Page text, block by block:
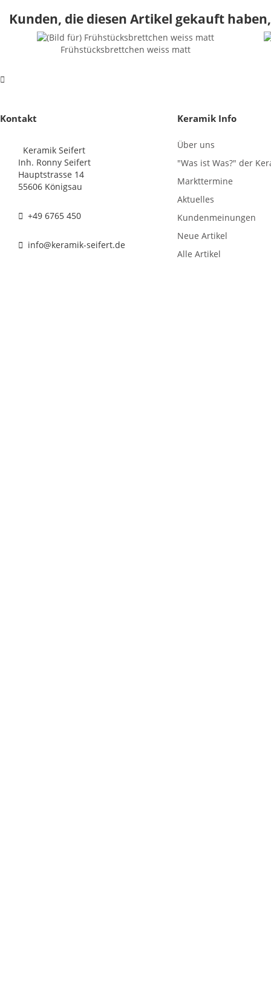
Kunden, die diesen Artikel gekauft
Frühstücksbrettchen weiss matt
Kontakt
Keramik Seifert
Inh. Ronny Seifert
Hauptstrasse 14
55606 Königsau
+49 6765 450
info@keramik-seifert.de
Keramik Info
Über uns
"Was ist Was?" der
Markttermine
Aktuelles
Kundenmeinungen
Neue Artikel
Alle Artikel